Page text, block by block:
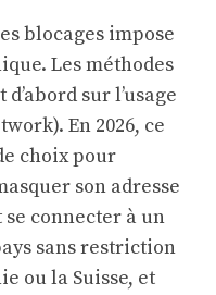
blocages impose
Les méthodes
sur l’usage
En 2026, ce
choix pour
son adresse
connecter à un
sans restriction
ou la Suisse, et